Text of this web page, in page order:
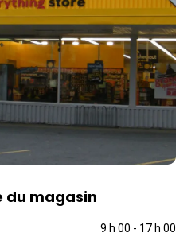
du magasin
9 h 00 - 17 h 00